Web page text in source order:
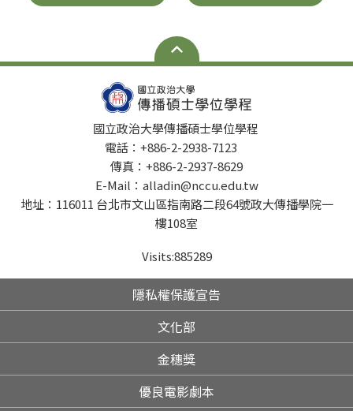
國立政治大學傳播碩士學位學程
電話：+886-2-2938-7123
傳真：+886-2-2937-8629
E-Mail：alladin@nccu.edu.tw
地址：116011 台北市文山區指南路二段64號政大傳播學院一
樓108室
Visits:885289
隱私權保護宣告
文化部
金穗獎
優良電影劇本